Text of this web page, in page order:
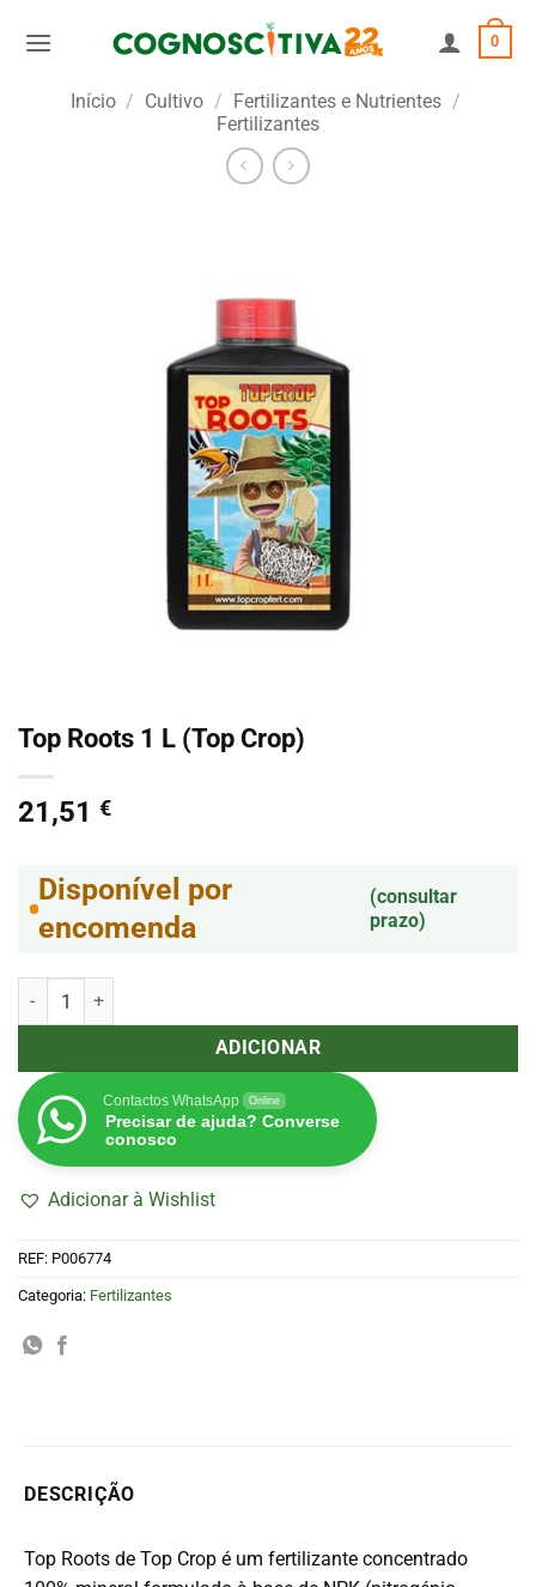
0
Início / Cultivo / Fertilizantes e Nutrientes /
Fertilizantes
Top Roots 1 L (Top Crop)
21,51 €
Disponível por
encomenda
(consultar
prazo)
Quantidade de Top Roots 1 L (Top Crop)
ADICIONAR
Contactos WhatsApp Online
Precisar de ajuda? Converse
conosco
Adicionar à Wishlist
REF: P006774
Categoria: Fertilizantes
DESCRIÇÃO
Top Roots de Top Crop é um fertilizante concentrado